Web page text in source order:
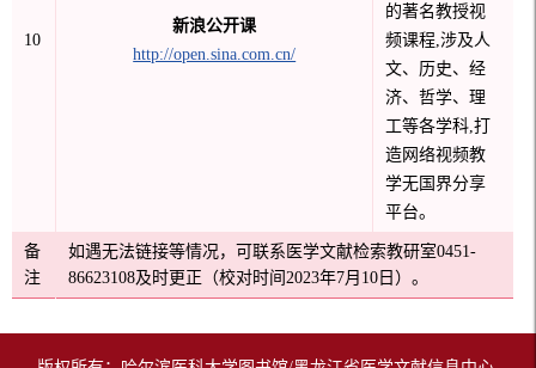
10
新浪公开课
http://open.sina.com.cn/
的著名教授视
频课程 ,涉及人
文、历史、经
济、哲学、理
工等各学科,打
造网络视频教
学无国界分享
平台。
备
注
如遇无法链接等情况，可联系 医学文献检索教研室0451-
86623108及时更正（校对时间2023年7月10日）。